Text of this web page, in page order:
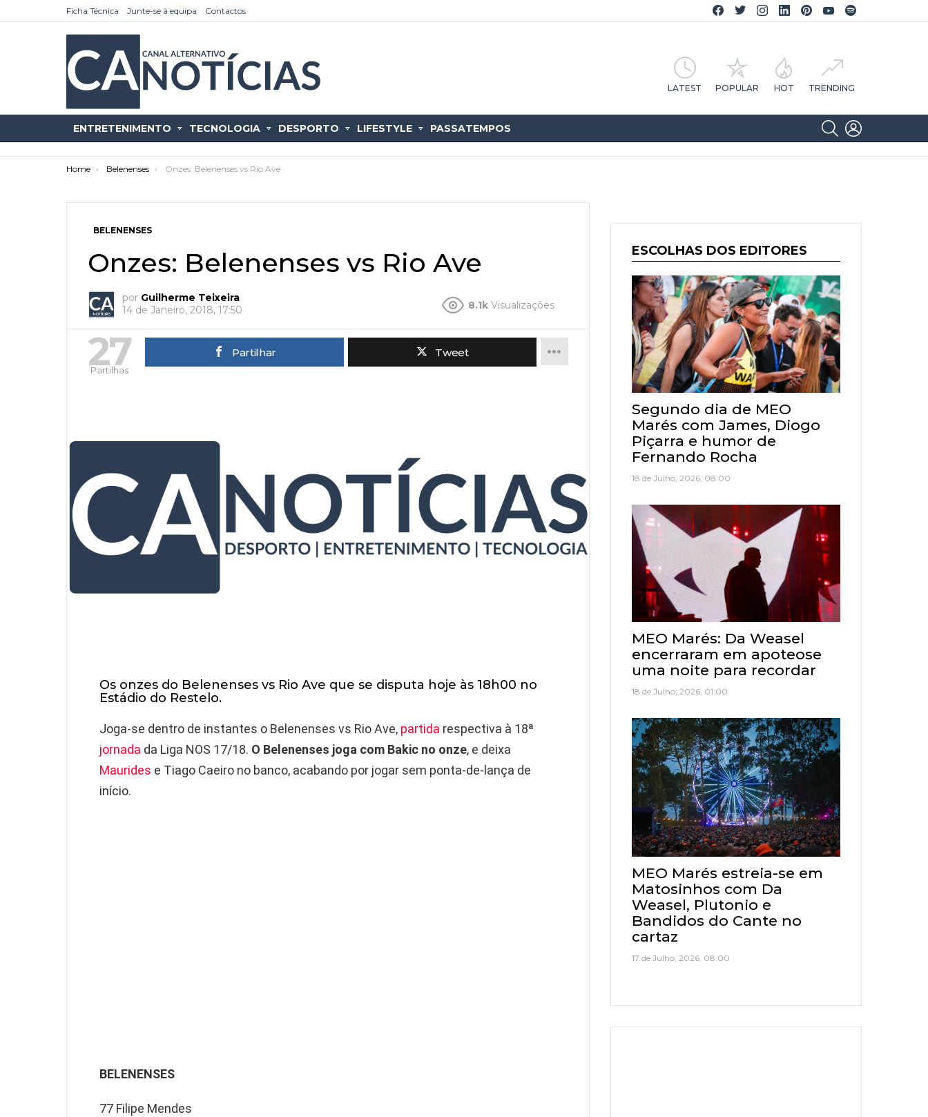
Ficha Técnica Junte-se à equipa Contactos
Facebook CA Notícias
Twitter CA Notícias
Instagram CA Notícias
Linkedin CA Notícias
Pinterest CA Notícias
YouTube CA Notícias
LATEST POPULAR HOT TRENDING
ENTRETENIMENTO TECNOLOGIA DESPORTO LIFESTYLE PASSATEMPOS
SEARCH
You are here:
Home Belenenses Onzes: Belenenses vs Rio Ave
BELENENSES
Onzes: Belenenses vs Rio Ave
por Guilherme Teixeira
14 de Janeiro, 2018, 17:50
8.1k Visualizações
27
Partilhas
Partilhar Tweet
Os onzes do Belenenses vs Rio Ave que se disputa hoje às 18h00 no
Estádio do Restelo.
Joga-se dentro de instantes o Belenenses vs Rio Ave, partida respectiva à 18ª
jornada da Liga NOS 17/18. O Belenenses joga com Bakic no onze, e deixa
Maurides e Tiago Caeiro no banco, acabando por jogar sem ponta-de-lança de
início.
BELENENSES
77 Filipe Mendes
ESCOLHAS DOS EDITORES
Segundo dia de MEO
Marés com James, Diogo
Piçarra e humor de
Fernando Rocha
18 de Julho, 2026, 08:00
MEO Marés: Da Weasel
encerraram em apoteose
uma noite para recordar
18 de Julho, 2026, 01:00
MEO Marés estreia-se em
Matosinhos com Da
Weasel, Plutonio e
Bandidos do Cante no
cartaz
17 de Julho, 2026, 08:00